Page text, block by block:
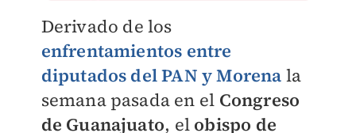
Derivado de los
enfrentamientos entre
diputados del PAN y Morena la
semana pasada en el Congreso
de Guanajuato, el obispo de